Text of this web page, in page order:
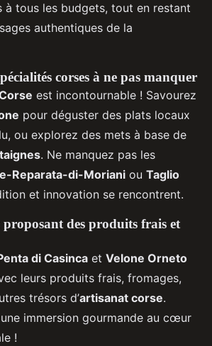
à tous les budgets, tout en restant
authentiques de la
corses à ne pas manquer
est incontournable ! Savourez
pour déguster des plats locaux
ou explorez des mets à base de
. Ne manquez pas les
Reparata-di-Moriani ou Taglio
et innovation se rencontrent.
des produits frais et
di Casinca et Velone Orneto
leurs produits frais, fromages,
trésors d’artisanat corse.
immersion gourmande au cœur
!